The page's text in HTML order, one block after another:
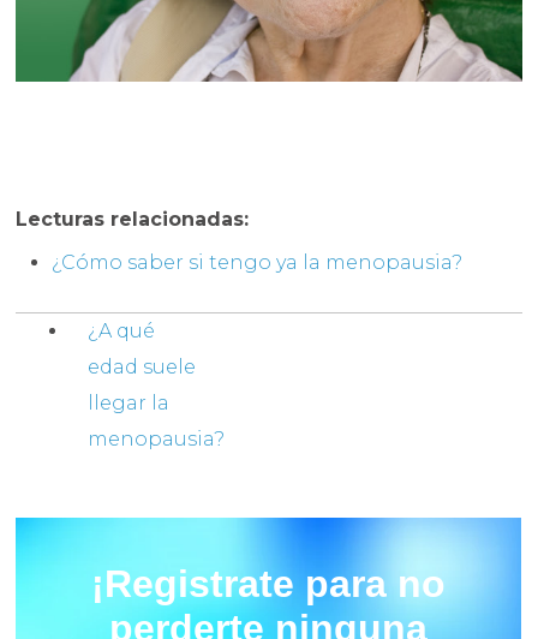
Lecturas relacionadas:
¿Cómo saber si tengo ya la menopausia?
¿A qué
edad suele
llegar la
menopausia?